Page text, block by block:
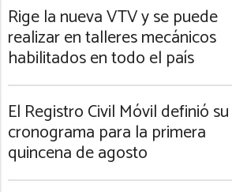
Rige la nueva VTV y se puede
realizar en talleres mecánicos
habilitados en todo el país
El Registro Civil Móvil definió su
cronograma para la primera
quincena de agosto